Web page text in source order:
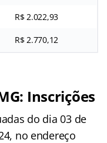
R$ 2.022,93
R$ 2.770,12
Inscrições
do dia 03 de
no endereço